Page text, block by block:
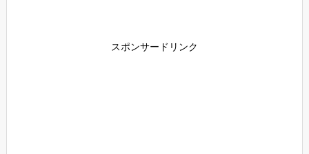
スポンサードリンク